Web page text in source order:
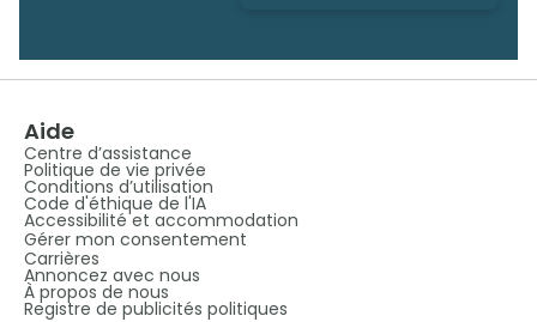
Aide
Centre d’assistance
Politique de vie privée
Conditions d’utilisation
Code d'éthique de l'IA
Accessibilité et accommodation
Gérer mon consentement
Carrières
Annoncez avec nous
À propos de nous
Registre de publicités politiques